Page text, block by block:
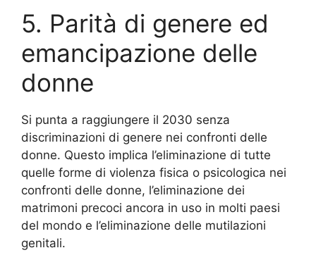
5. Parità di genere ed
emancipazione delle
donne
Si punta a raggiungere il 2030 senza
discriminazioni di genere nei confronti delle
donne. Questo implica l’eliminazione di tutte
quelle forme di violenza fisica o psicologica nei
confronti delle donne, l’eliminazione dei
matrimoni precoci ancora in uso in molti paesi
del mondo e l’eliminazione delle mutilazioni
genitali.